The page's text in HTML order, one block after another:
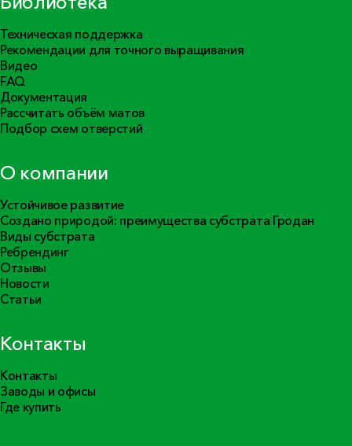
Техническая поддержка
Рекомендации для точного выращивания
Видео
FAQ
Документация
Рассчитать объём матов
Подбор схем отверстий
О компании
Устойчивое развитие
Создано природой: преимущества субстрата Гродан
Виды субстрата
Ребрендинг
Отзывы
Новости
Статьи
Контакты
Контакты
Заводы и офисы
Где купить